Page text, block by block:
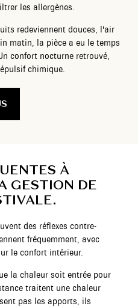
les allergènes.
redeviennent douces, l'air
matin, la pièce a eu le temps
confort nocturne retrouvé,
chimique.
À
GESTION DE
des réflexes contre-
fréquemment, avec
le confort intérieur.
la chaleur soit entrée pour
traitent une chaleur
pas les apports, ils